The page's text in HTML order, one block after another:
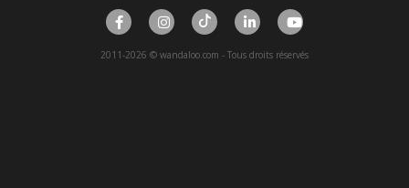
2011-2026 © wandaloo.com - Tous droits réservés